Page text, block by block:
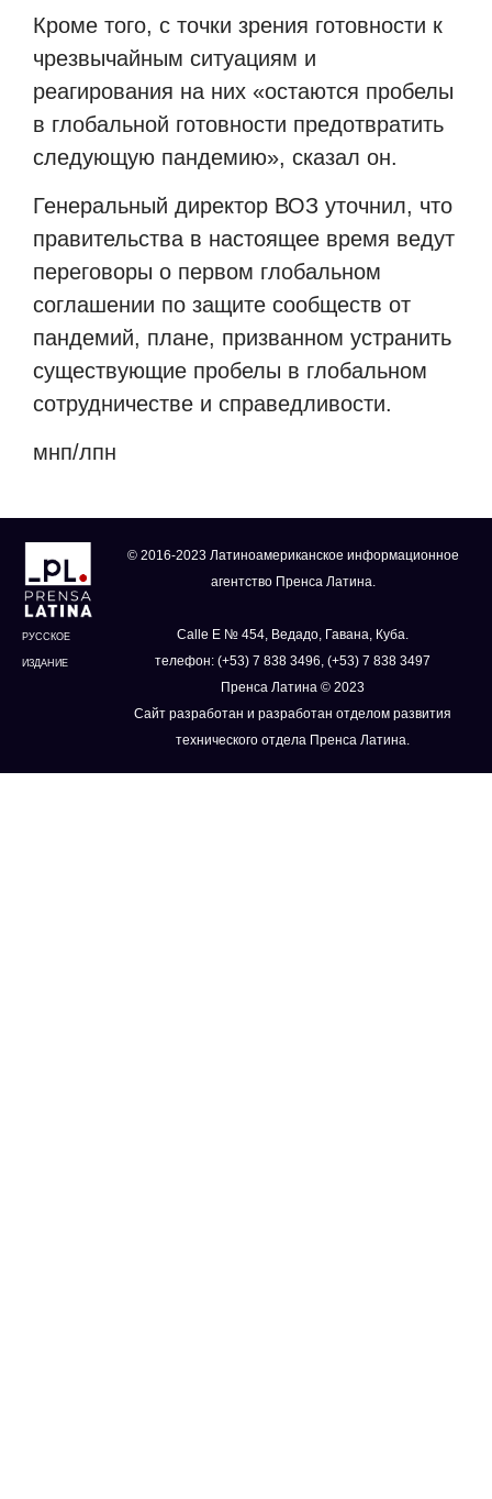
Кроме того, с точки зрения готовности к
чрезвычайным ситуациям и
реагирования на них «остаются пробелы
в глобальной готовности предотвратить
следующую пандемию», сказал он.
Генеральный директор ВОЗ уточнил, что
правительства в настоящее время ведут
переговоры о первом глобальном
соглашении по защите сообществ от
пандемий, плане, призванном устранить
существующие пробелы в глобальном
сотрудничестве и справедливости.
мнп/лпн
РУССКОЕ
ИЗДАНИЕ
© 2016-2023 Латиноамериканское информационное
агентство Пренса Латина.
Calle E № 454, Ведадо, Гавана, Куба.
телефон: (+53) 7 838 3496, (+53) 7 838 3497
Пренса Латина © 2023
Сайт разработан и разработан отделом развития
технического отдела Пренса Латина.